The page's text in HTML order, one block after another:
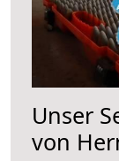
Unser
von